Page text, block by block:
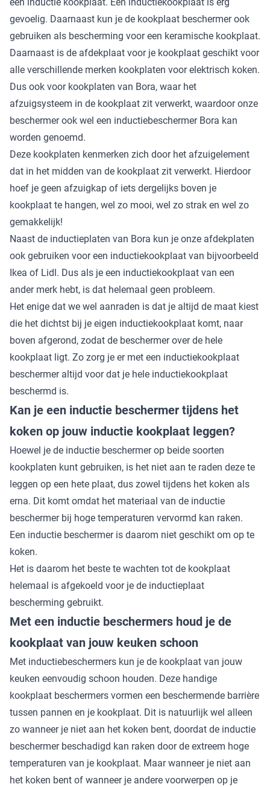
gevoelig. Daarnaast kun je de kookplaat beschermer ook
gebruiken als bescherming voor een keramische kookplaat.
Daarnaast is de afdekplaat voor je kookplaat geschikt voor
alle verschillende merken kookplaten voor elektrisch koken.
Dus ook voor kookplaten van Bora, waar het
afzuigsysteem in de kookplaat zit verwerkt, waardoor onze
beschermer ook wel een inductiebeschermer Bora kan
worden genoemd.
Deze kookplaten kenmerken zich door het afzuigelement
dat in het midden van de kookplaat zit verwerkt. Hierdoor
hoef je geen afzuigkap of iets dergelijks boven je
kookplaat te hangen, wel zo mooi, wel zo strak en wel zo
gemakkelijk!
Naast de inductieplaten van Bora kun je onze afdekplaten
ook gebruiken voor een inductiekookplaat van bijvoorbeeld
Ikea of Lidl. Dus als je een inductiekookplaat van een
ander merk hebt, is dat helemaal geen probleem.
Het enige dat we wel aanraden is dat je altijd de maat kiest
die het dichtst bij je eigen inductiekookplaat komt, naar
boven afgerond, zodat de beschermer over de hele
kookplaat ligt. Zo zorg je er met een inductiekookplaat
beschermer altijd voor dat je hele inductiekookplaat
beschermd is.
Kan je een inductie beschermer tijdens het
koken op jouw inductie kookplaat leggen?
Hoewel je de inductie beschermer op beide soorten
kookplaten kunt gebruiken, is het niet aan te raden deze te
leggen op een hete plaat, dus zowel tijdens het koken als
erna. Dit komt omdat het materiaal van de inductie
beschermer bij hoge temperaturen vervormd kan raken.
Een inductie beschermer is daarom niet geschikt om op te
koken.
Het is daarom het beste te wachten tot de kookplaat
helemaal is afgekoeld voor je de inductieplaat
bescherming gebruikt.
Met een inductie beschermers houd je de
kookplaat van jouw keuken schoon
Met inductiebeschermers kun je de kookplaat van jouw
keuken eenvoudig schoon houden. Deze handige
kookplaat beschermers vormen een beschermende barrière
tussen pannen en je kookplaat. Dit is natuurlijk wel alleen
zo wanneer je niet aan het koken bent, doordat de inductie
beschermer beschadigd kan raken door de extreem hoge
temperaturen van je kookplaat. Maar wanneer je niet aan
het koken bent of wanneer je andere voorwerpen op je